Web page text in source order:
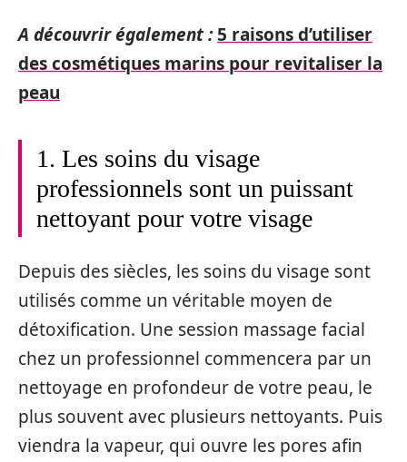
A découvrir également : 5 raisons d’utiliser
des cosmétiques marins pour revitaliser la
peau
1. Les soins du visage
professionnels sont un puissant
nettoyant pour votre visage
Depuis des siècles, les soins du visage sont
utilisés comme un véritable moyen de
détoxification. Une session massage facial
chez un professionnel commencera par un
nettoyage en profondeur de votre peau, le
plus souvent avec plusieurs nettoyants. Puis
viendra la vapeur, qui ouvre les pores afin